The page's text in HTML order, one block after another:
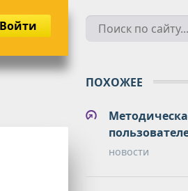
Войти
ПОХОЖЕЕ
новости